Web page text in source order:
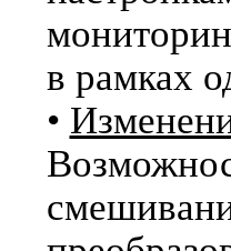
в рамках
•